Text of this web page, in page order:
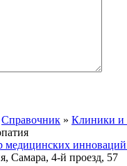
Справочник » Клиники и
медицинских инноваций
Самара, 4-й проезд, 57